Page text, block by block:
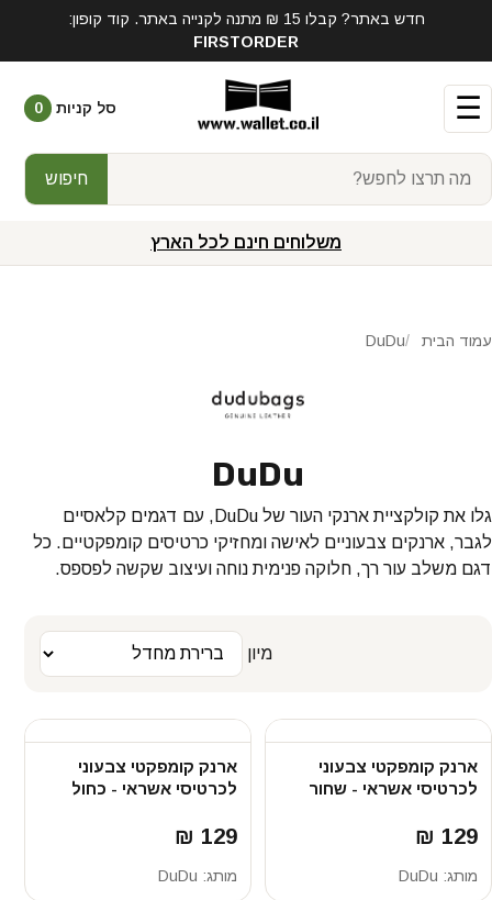
חדש באתר? קבלו 15 ₪ מתנה לקנייה באתר. קוד קופון:
FIRSTORDER
☰
חיפוש
סל קניות 0
משלוחים חינם לכל הארץ
עמוד הבית DuDu
DuDu
גלו את קולקציית ארנקי העור של DuDu, עם דגמים קלאסיים
לגבר, ארנקים צבעוניים לאישה ומחזיקי כרטיסים קומפקטיים. כל
דגם משלב עור רך, חלוקה פנימית נוחה ועיצוב שקשה לפספס.
מיון
ארנק קומפקטי צבעוני
לכרטיסי אשראי - שחור
129 ₪
מותג: DuDu
ארנק קומפקטי צבעוני
לכרטיסי אשראי - כחול
129 ₪
מותג: DuDu